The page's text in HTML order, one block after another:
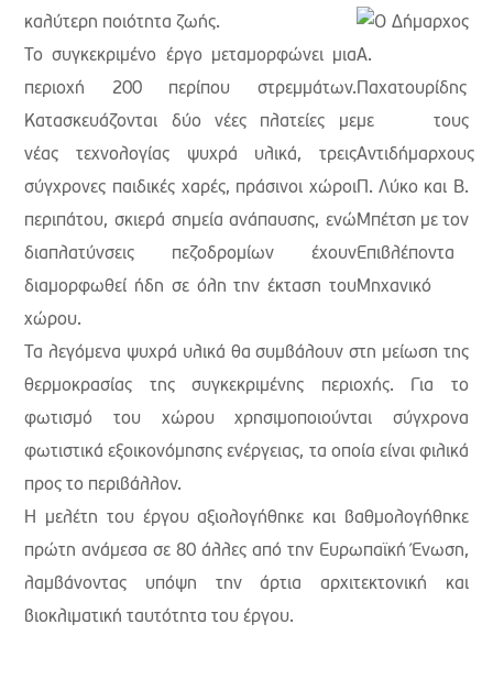
καλύτερη ποιότητα ζωής.
Το συγκεκριμένο έργο μεταμορφώνει μια
περιοχή 200 περίπου στρεμμάτων.
Κατασκευάζονται δύο νέες πλατείες με
νέας τεχνολογίας ψυχρά υλικά, τρεις
σύγχρονες παιδικές χαρές, πράσινοι χώροι
περιπάτου, σκιερά σημεία ανάπαυσης, ενώ
διαπλατύνσεις πεζοδρομίων έχουν
διαμορφωθεί ήδη σε όλη την έκταση του
χώρου.
Τα λεγόμενα ψυχρά υλικά θα συμβάλουν στη μείωση της
θερμοκρασίας της συγκεκριμένης περιοχής. Για το
φωτισμό του χώρου χρησιμοποιούνται σύγχρονα
φωτιστικά εξοικονόμησης ενέργειας, τα οποία είναι φιλικά
προς το περιβάλλον.
Η μελέτη του έργου αξιολογήθηκε και βαθμολογήθηκε
πρώτη ανάμεσα σε 80 άλλες από την Ευρωπαϊκή Ένωση,
λαμβάνοντας υπόψη την άρτια αρχιτεκτονική και
βιοκλιματική ταυτότητα του έργου.